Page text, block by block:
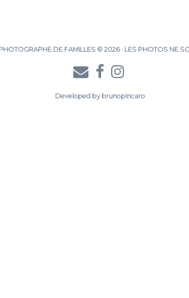
DE FAMILLES © 2026 · LES PHOTOS NE
Developed by brunopincaro